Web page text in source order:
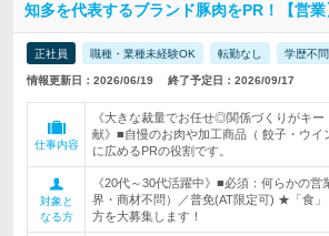
知多を代表するブランド豚肉をPR！【営
正社員 職種・業種未経験OK 転勤なし 学歴不問
情報更新日：2026/06/19 終了予定日：2026/09/17
仕事内容
《大きな裁量でお任せ◎関係づくりがキ
献》■自慢のお肉や加工商品（ 餃子・ウイ
に広めるPRの役割です。
対象と
なる方
《20代～30代活躍中》■必須：何らかの
界・商材不問）／普免(AT限定可) ★「食」
方を大募集します！